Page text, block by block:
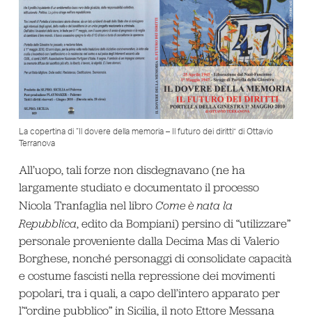
La copertina di “Il dovere della memoria – Il futuro dei diritti” di Ottavio
Terranova
All’uopo, tali forze non disdegnavano (ne ha
largamente studiato e documentato il processo
Nicola Tranfaglia nel libro Come è nata la
Repubblica, edito da Bompiani) persino di “utilizzare”
personale proveniente dalla Decima Mas di Valerio
Borghese, nonché personaggi di consolidate capacità
e costume fascisti nella repressione dei movimenti
popolari, tra i quali, a capo dell’intero apparato per
l’“ordine pubblico” in Sicilia, il noto Ettore Messana